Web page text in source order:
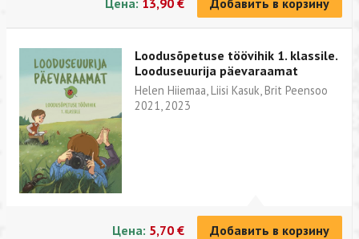
Цена: 13,90 € Добавить в корзину
Loodusõpetuse töövihik 1. klassile.
Looduseuurija päevaraamat
Helen Hiiemaa, Liisi Kasuk, Brit Peensoo
2021, 2023
Цена: 5,70 € Добавить в корзину